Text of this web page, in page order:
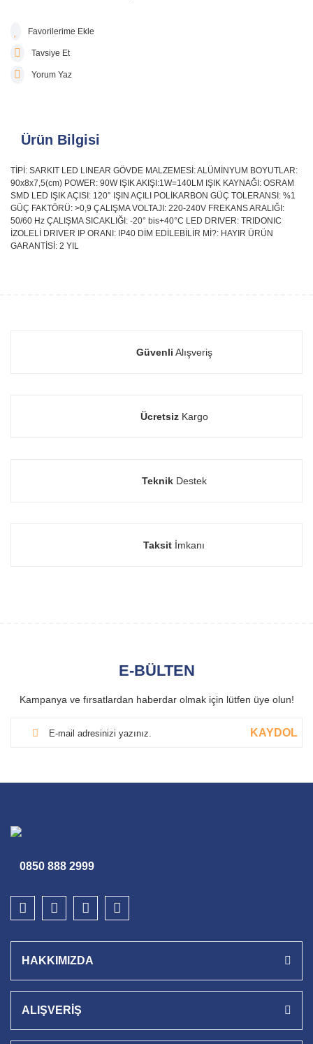
Tavsiye Et
Yorum Yaz
Ürün Bilgisi
TİPİ: SARKIT LED LINEAR GÖVDE MALZEMESİ: ALÜMİNYUM BOYUTLAR:
90x8x7,5(cm) POWER: 90W IŞIK AKIŞI:1W=140LM IŞIK KAYNAĞI: OSRAM
SMD LED IŞIK AÇISI: 120° IŞIN AÇILI POLİKARBON GÜÇ TOLERANSI: %1
GÜÇ FAKTÖRÜ: >0,9 ÇALIŞMA VOLTAJI: 220-240V FREKANS ARALIĞI:
50/60 Hz ÇALIŞMA SICAKLIĞI: -20° bis+40°C LED DRIVER: TRIDONIC
İZOLELİ DRIVER IP ORANI: IP40 DİM EDİLEBİLİR Mİ?: HAYIR ÜRÜN
GARANTİSİ: 2 YIL
Güvenli Alışveriş
ÜcretsizKargo
TeknikDestek
Taksit İmkanı
E-BÜLTEN
Kampanya ve fırsatlardan haberdar olmak için lütfen üye olun!
KAYDOL
0850 888 2999
HAKKIMIZDA
ALIŞVERİŞ